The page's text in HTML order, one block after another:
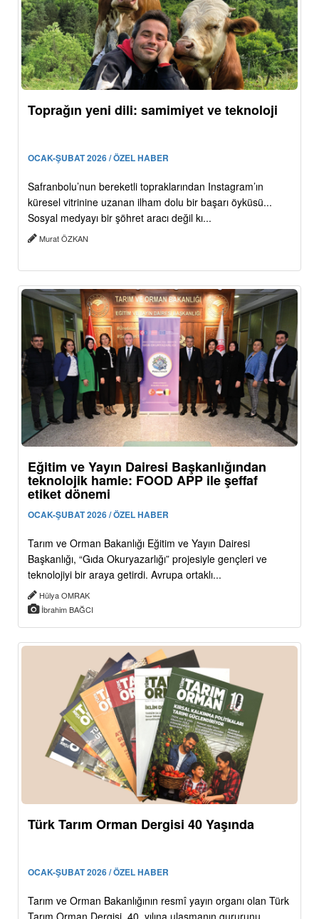
Toprağın yeni dili: samimiyet ve teknoloji
OCAK-ŞUBAT 2026 / ÖZEL HABER
Safranbolu’nun bereketli topraklarından Instagram’ın
küresel vitrinine uzanan ilham dolu bir başarı öyküsü...
Sosyal medyayı bir şöhret aracı değil kı...
Murat ÖZKAN
Eğitim ve Yayın Dairesi Başkanlığından
teknolojik hamle: FOOD APP ile şeffaf
etiket dönemi
OCAK-ŞUBAT 2026 / ÖZEL HABER
Tarım ve Orman Bakanlığı Eğitim ve Yayın Dairesi
Başkanlığı, “Gıda Okuryazarlığı” projesiyle gençleri ve
teknolojiyi bir araya getirdi. Avrupa ortaklı...
Hülya OMRAK
İbrahim BAĞCI
Türk Tarım Orman Dergisi 40 Yaşında
OCAK-ŞUBAT 2026 / ÖZEL HABER
Tarım ve Orman Bakanlığının resmî yayın organı olan Türk
Tarım Orman Dergisi, 40. yılına ulaşmanın gururunu